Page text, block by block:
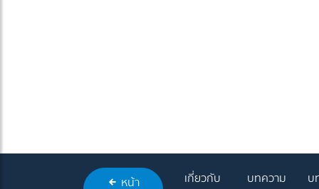
หน้า เกี่ยวกับ บทความ บ